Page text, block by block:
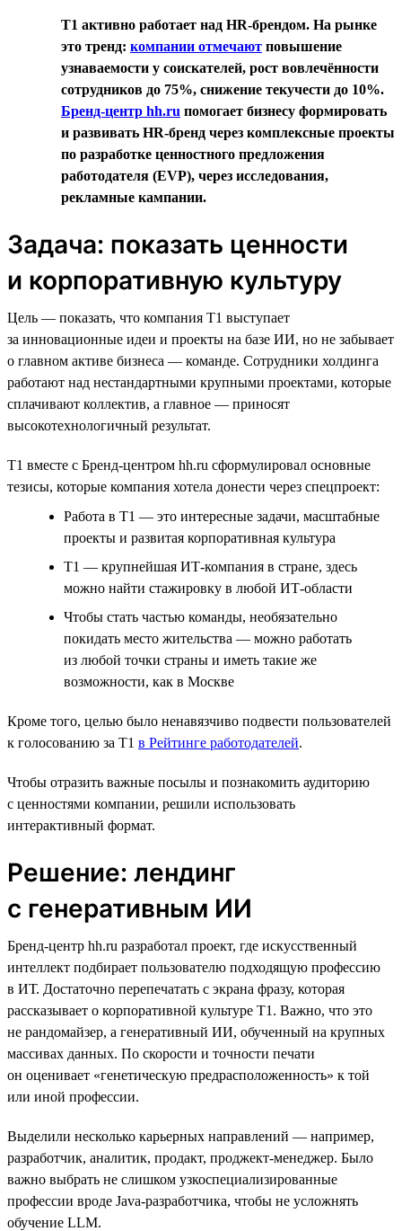
T1 активно работает над HR-брендом. На рынке
это тренд: компании отмечают повышение
узнаваемости у соискателей, рост вовлечённости
сотрудников до 75%, снижение текучести до 10%.
Бренд-центр hh.ru помогает бизнесу формировать
и развивать HR-бренд через комплексные проекты
по разработке ценностного предложения
работодателя (EVP), через исследования,
рекламные кампании.
Задача: показать ценности
и корпоративную культуру
Цель — показать, что компания T1 выступает
за инновационные идеи и проекты на базе ИИ, но не забывает
о главном активе бизнеса — команде. Сотрудники холдинга
работают над нестандартными крупными проектами, которые
сплачивают коллектив, а главное — приносят
высокотехнологичный результат.
T1 вместе с Бренд-центром hh.ru сформулировал основные
тезисы, которые компания хотела донести через спецпроект:
Работа в Т1 — это интересные задачи, масштабные
проекты и развитая корпоративная культура
Т1 — крупнейшая ИТ-компания в стране, здесь
можно найти стажировку в любой ИТ-области
Чтобы стать частью команды, необязательно
покидать место жительства — можно работать
из любой точки страны и иметь такие же
возможности, как в Москве
Кроме того, целью было ненавязчиво подвести пользователей
к голосованию за T1 в Рейтинге работодателей.
Чтобы отразить важные посылы и познакомить аудиторию
с ценностями компании, решили использовать
интерактивный формат.
Решение: лендинг
с генеративным ИИ
Бренд-центр hh.ru разработал проект, где искусственный
интеллект подбирает пользователю подходящую профессию
в ИТ. Достаточно перепечатать с экрана фразу, которая
рассказывает о корпоративной культуре T1. Важно, что это
не рандомайзер, а генеративный ИИ, обученный на крупных
массивах данных. По скорости и точности печати
он оценивает «генетическую предрасположенность» к той
или иной профессии.
Выделили несколько карьерных направлений — например,
разработчик, аналитик, продакт, проджект-менеджер. Было
важно выбрать не слишком узкоспециализированные
профессии вроде Java-разработчика, чтобы не усложнять
обучение LLM.